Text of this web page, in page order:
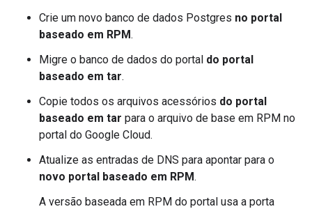
Crie um novo banco de dados Postgres no portal
baseado em RPM.
Migre o banco de dados do portal do portal
baseado em tar.
Copie todos os arquivos acessórios do portal
baseado em tar para o arquivo de base em RPM no
portal do Google Cloud.
Atualize as entradas de DNS para apontar para o
novo portal baseado em RPM.
A versão baseada em RPM do portal usa a porta